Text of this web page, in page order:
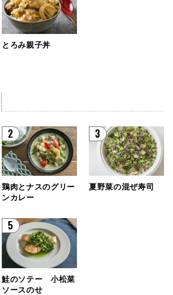
とろみ親子丼
2
鶏肉とナスのグリー
ンカレー
3
夏野菜の混ぜ寿司
5
鮭のソテー 小松菜
ソースのせ